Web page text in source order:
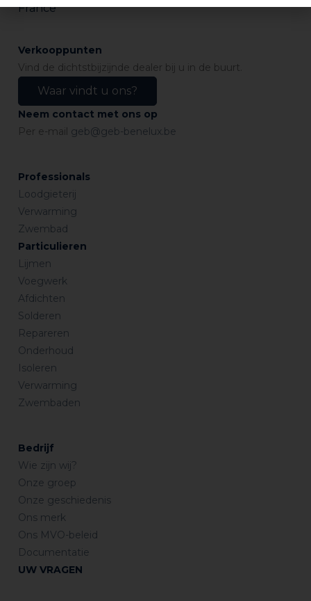
France
Professionals
Loodgieterij
Verwarming
Zwembad
Particulieren
Lijmen
Voegwerk
Afdichten
Solderen
Repareren
Onderhoud
Isoleren
Verwarming
Zwembaden
Bedrijf
Wie zijn wij?
Onze groep
Onze geschiedenis
Ons merk
Ons MVO-beleid
Documentatie
UW VRAGEN
Verkooppunten
Vind de dichtstbijzijnde dealer bij u in de buurt.
Waar vindt u ons?
Neem contact met ons op
Per e-mail geb@geb-benelux.be